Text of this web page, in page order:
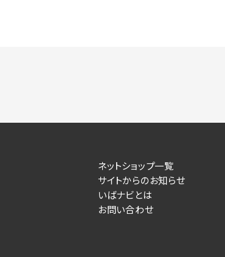
ネットショップ一覧
サイトからのお知らせ
いばナビとは
お問い合わせ